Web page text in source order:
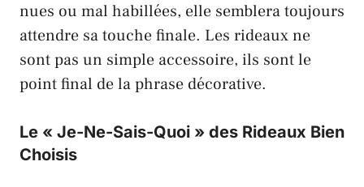
nues ou mal habillées, elle semblera toujours
attendre sa touche finale. Les rideaux ne
sont pas un simple accessoire, ils sont le
point final de la phrase décorative.
Le « Je-Ne-Sais-Quoi » des Rideaux Bien
Choisis